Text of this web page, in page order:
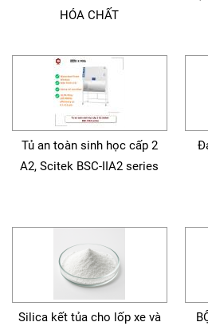
HÓA CHẤT
Tủ an toàn sinh học cấp 2
A2, Scitek BSC-IIA2 series
Silica kết tủa cho lốp xe và